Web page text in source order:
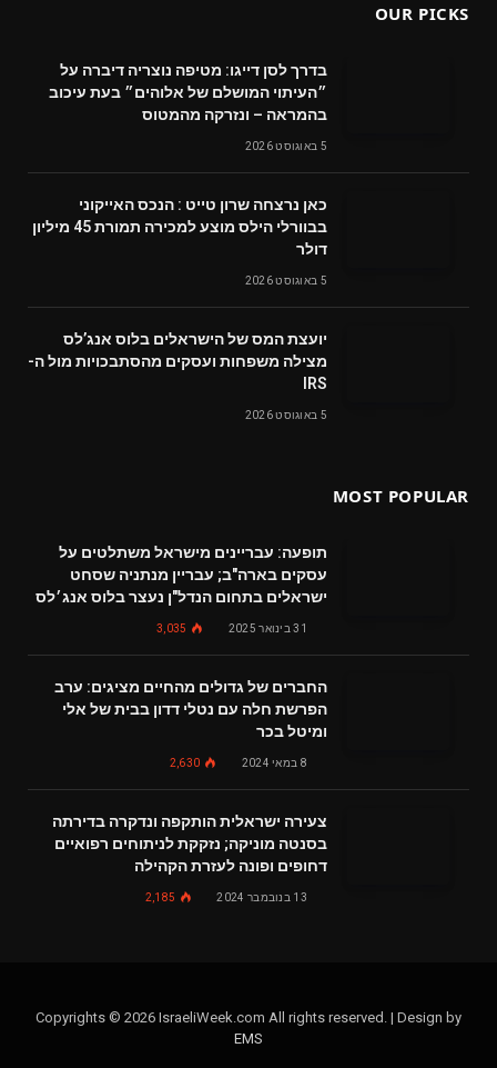
OUR PICKS
בדרך לסן דייגו: מטיפה נוצריה דיברה על
״העיתוי המושלם של אלוהים״ בעת עיכוב
בהמראה – ונזרקה מהמטוס
5 באוגוסט 2026
‬דולר
5 באוגוסט 2026
‬מצילה‭ ‬משפחות‭ ‬ועסקים‭ ‬מהסתבכויות‭ ‬מול‭ ‬ה-
IRS
5 באוגוסט 2026
MOST POPULAR
תופעה: עבריינים מישראל משתלטים על
עסקים בארה"ב; עבריין מנתניה שסחט
ישראלים בתחום הנדל"ן נעצר בלוס אנג׳לס
31 בינואר 2025 3,035
החברים של גדולים מהחיים מציגים: ערב
הפרשת חלה עם נטלי דדון בבית של אלי
ומיטל בכר
8 במאי 2024 2,630
צעירה ישראלית הותקפה ונדקרה בדירתה
בסנטה מוניקה; נזקקת לניתוחים רפואיים
דחופים ופונה לעזרת הקהילה
13 בנובמבר 2024 2,185
Copyrights © 2026 IsraeliWeek.com All rights reserved. | Design by
EMS